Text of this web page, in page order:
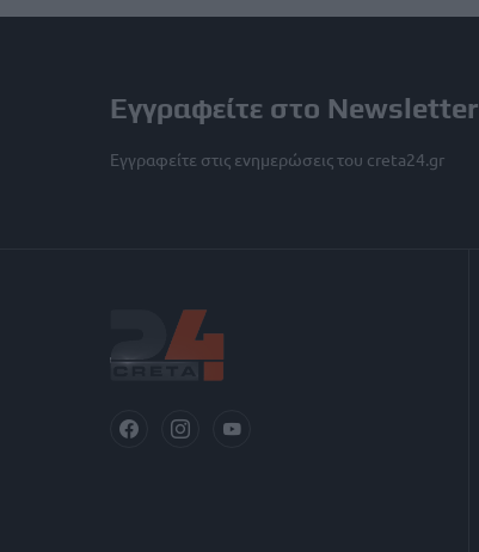
Εγγραφείτε στο Newsletter
Εγγραφείτε στις ενημερώσεις του creta24.gr